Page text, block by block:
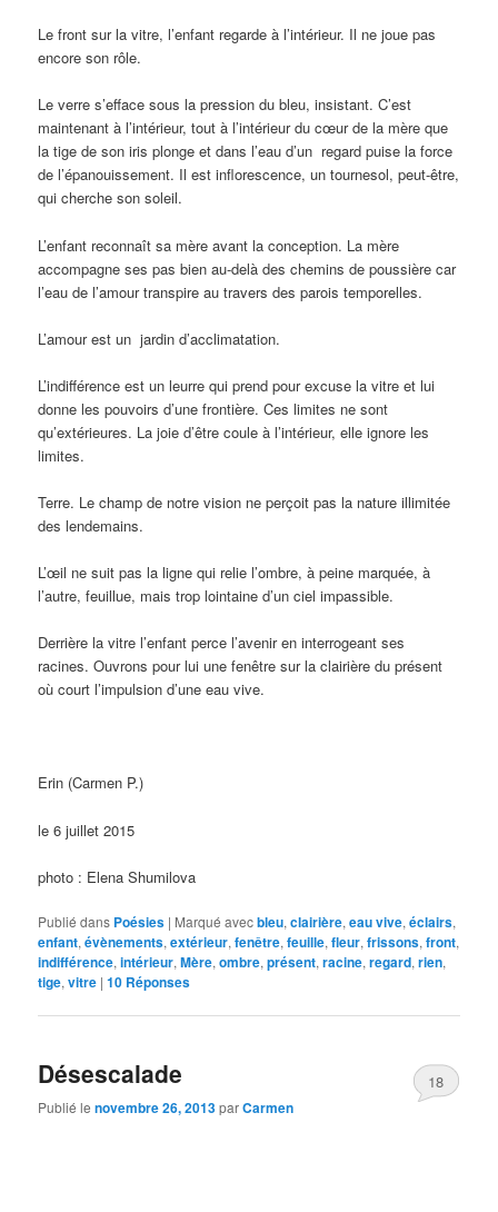
Le front sur la vitre, l’enfant regarde à l’intérieur. Il ne joue pas
encore son rôle.
Le verre s’efface sous la pression du bleu, insistant. C’est
maintenant à l’intérieur, tout à l’intérieur du cœur de la mère que
la tige de son iris plonge et dans l’eau d’un regard puise la force
de l’épanouissement. Il est inflorescence, un tournesol, peut-être,
qui cherche son soleil.
L’enfant reconnaît sa mère avant la conception. La mère
accompagne ses pas bien au-delà des chemins de poussière car
l’eau de l’amour transpire au travers des parois temporelles.
L’amour est un jardin d’acclimatation.
L’indifférence est un leurre qui prend pour excuse la vitre et lui
donne les pouvoirs d’une frontière. Ces limites ne sont
qu’extérieures. La joie d’être coule à l’intérieur, elle ignore les
limites.
Terre. Le champ de notre vision ne perçoit pas la nature illimitée
des lendemains.
L’œil ne suit pas la ligne qui relie l’ombre, à peine marquée, à
l’autre, feuillue, mais trop lointaine d’un ciel impassible.
Derrière la vitre l’enfant perce l’avenir en interrogeant ses
racines. Ouvrons pour lui une fenêtre sur la clairière du présent
où court l’impulsion d’une eau vive.
Erin (Carmen P.)
le 6 juillet 2015
photo : Elena Shumilova
Publié dans Poésies | Marqué avecbleu,clairière,eau vive,éclairs,
enfant,évènements,extérieur,fenêtre,feuille,fleur,frissons,front,
indifférence,intérieur,Mère,ombre,présent,racine,regard,rien,
tige,vitre |10 Réponses
Désescalade
Publié lenovembre 26, 2013parCarmen
18